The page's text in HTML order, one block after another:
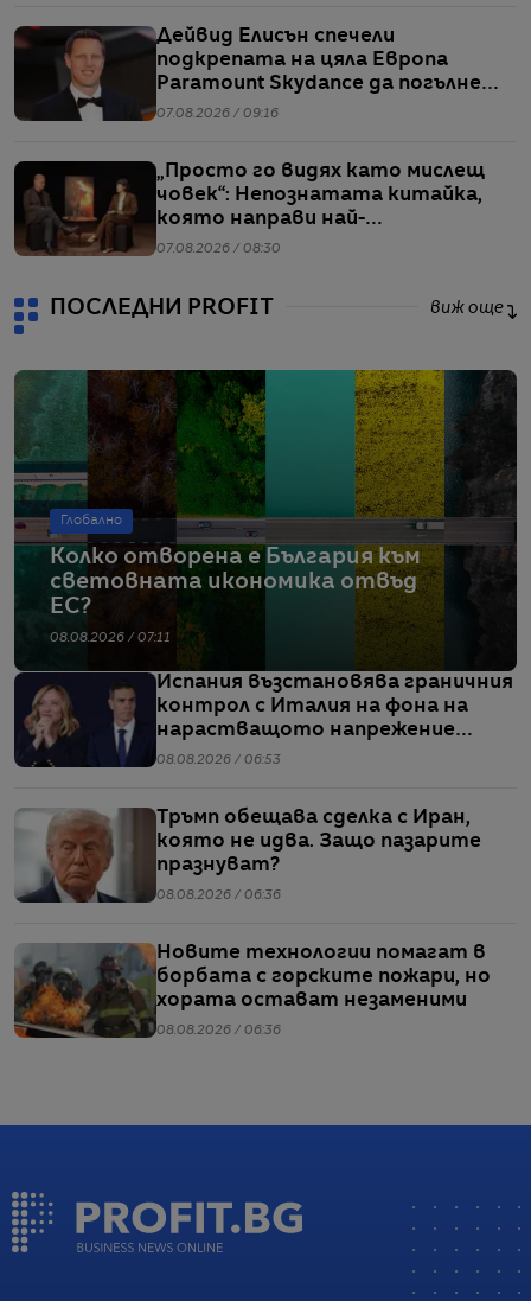
Дейвид Елисън спечели
подкрепата на цяла Европа
Paramount Skydance да погълне
WBD
07.08.2026 / 09:16
„Просто го видях като мислещ
човек“: Непознатата китайка,
която направи най-
коментираното интервю с
07.08.2026 / 08:30
ПОСЛЕДНИ PROFIT виж още
Глобално
Колко отворена е България към
световната икономика отвъд
ЕС?
08.08.2026 / 07:11
Испания възстановява граничния
контрол с Италия на фона на
нарастващото напрежение
заради мигрантите
08.08.2026 / 06:53
Тръмп обещава сделка с Иран,
която не идва. Защо пазарите
празнуват?
08.08.2026 / 06:36
Новите технологии помагат в
борбата с горските пожари, но
хората остават незаменими
08.08.2026 / 06:36